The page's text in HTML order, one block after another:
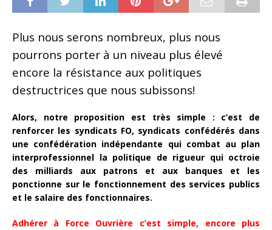
Plus nous serons nombreux, plus nous
pourrons porter à un niveau plus élevé
encore la résistance aux politiques
destructrices que nous subissons!
Alors, notre proposition est très simple : c’est de
renforcer les syndicats FO, syndicats confédérés dans
une confédération indépendante qui combat au plan
interprofessionnel la politique de rigueur qui octroie
des milliards aux patrons et aux banques et les
ponctionne sur le fonctionnement des services publics
et le salaire des fonctionnaires.
Adhérer à Force Ouvrière c’est simple, encore plus